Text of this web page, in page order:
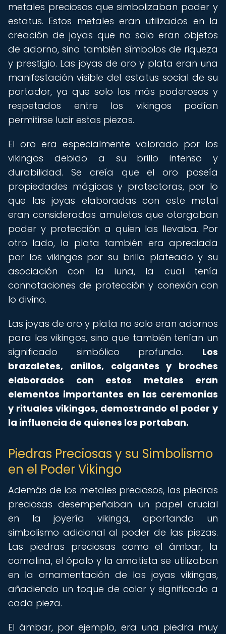
metales preciosos que simbolizaban poder y
estatus. Estos metales eran utilizados en la
creación de joyas que no solo eran objetos
de adorno, sino también símbolos de riqueza
y prestigio. Las joyas de oro y plata eran una
manifestación visible del estatus social de su
portador, ya que solo los más poderosos y
respetados entre los vikingos podían
permitirse lucir estas piezas.
El oro era especialmente valorado por los
vikingos debido a su brillo intenso y
durabilidad. Se creía que el oro poseía
propiedades mágicas y protectoras, por lo
que las joyas elaboradas con este metal
eran consideradas amuletos que otorgaban
poder y protección a quien las llevaba. Por
otro lado, la plata también era apreciada
por los vikingos por su brillo plateado y su
asociación con la luna, la cual tenía
connotaciones de protección y conexión con
lo divino.
Las joyas de oro y plata no solo eran adornos
para los vikingos, sino que también tenían un
significado simbólico profundo. Los
brazaletes, anillos, colgantes y broches
elaborados con estos metales eran
elementos importantes en las ceremonias
y rituales vikingos, demostrando el poder y
la influencia de quienes los portaban.
Piedras Preciosas y su Simbolismo
en el Poder Vikingo
Además de los metales preciosos, las piedras
preciosas desempeñaban un papel crucial
en la joyería vikinga, aportando un
simbolismo adicional al poder de las piezas.
Las piedras preciosas como el ámbar, la
cornalina, el ópalo y la amatista se utilizaban
en la ornamentación de las joyas vikingas,
añadiendo un toque de color y significado a
cada pieza.
El ámbar, por ejemplo, era una piedra muy